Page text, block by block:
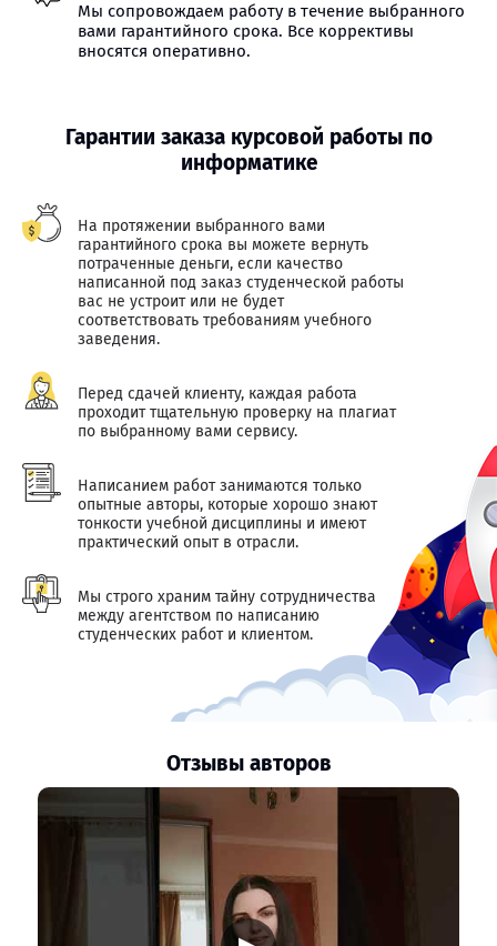
Мы сопровождаем работу в течение выбранного
вами гарантийного срока. Все коррективы
вносятся оперативно.
Гарантии заказа курсовой работы по
информатике
На протяжении выбранного вами
гарантийного срока вы можете вернуть
потраченные деньги, если качество
написанной под заказ студенческой работы
вас не устроит или не будет
соответствовать требованиям учебного
заведения.
Перед сдачей клиенту, каждая работа
проходит тщательную проверку на плагиат
по выбранному вами сервису.
Написанием работ занимаются только
опытные авторы, которые хорошо знают
тонкости учебной дисциплины и имеют
практический опыт в отрасли.
Мы строго храним тайну сотрудничества
между агентством по написанию
студенческих работ и клиентом.
Отзывы авторов